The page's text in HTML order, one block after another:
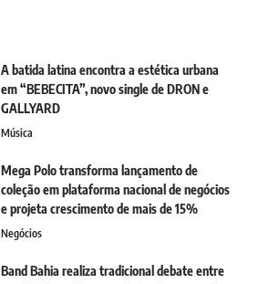
A batida latina encontra a estética urbana
em “BEBECITA”, novo single de DRON e
GALLYARD
Música
Mega Polo transforma lançamento de
coleção em plataforma nacional de negócios
e projeta crescimento de mais de 15%
Negócios
Band Bahia realiza tradicional debate entre